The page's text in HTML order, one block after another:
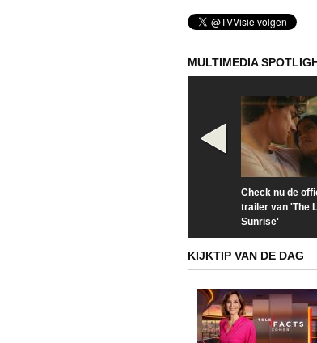
MULTIMEDIA
Check nu de
trailer van 'The
Sunrise'
KIJKTIP VAN DE DAG